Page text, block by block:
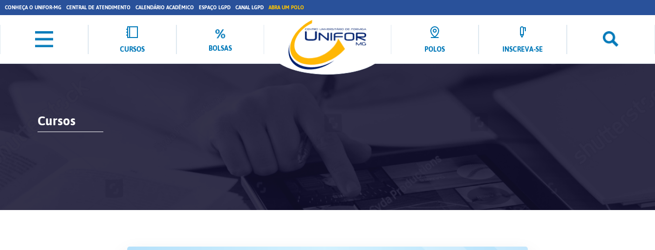
CONHEÇA O UNIFOR-MG CENTRAL DE ATENDIMENTO CALENDÁRIO ACADÊMICO ESPAÇO LGPD CANAL LGPD ABRA UM POLO
CURSOS BOLSAS POLOS INSCREVA-SE
Cursos